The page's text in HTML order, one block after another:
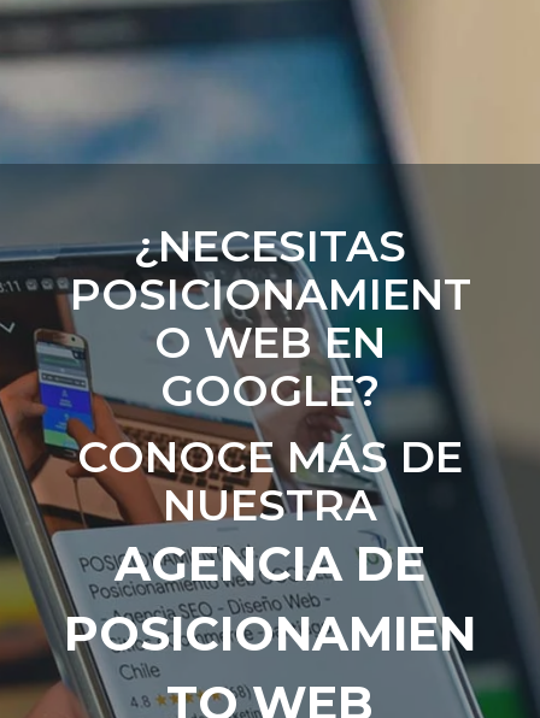
¿NECESITAS
POSICIONAMIENT
O WEB EN
GOOGLE?
CONOCE MÁS DE
NUESTRA
AGENCIA DE
POSICIONAMIEN
TO WEB